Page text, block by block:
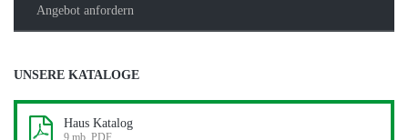
Angebot anfordern
UNSERE KATALOGE
Haus Katalog
9 mb, PDF